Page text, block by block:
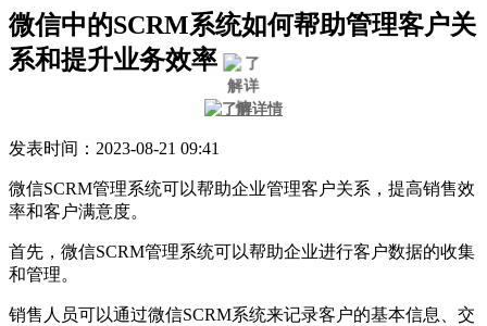
微信中的SCRM系统如何帮助管理客户关
系和提升业务效率
发表时间：2023-08-21 09:41
微信SCRM管理系统可以帮助企业管理客户关系，提高销售效
率和客户满意度。
首先，微信SCRM管理系统可以帮助企业进行客户数据的收集
和管理。
销售人员可以通过微信SCRM系统来记录客户的基本信息、交